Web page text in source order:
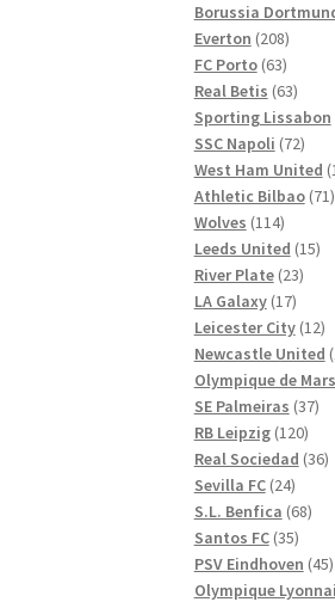
Borussia
Everton 208208
FC Porto 6363
Real Betis 6363
Sporting Lissabon
SSC Napoli 7272
West Ham United
Athletic Bilbao 7171
Wolves 114114
Leeds United 1515
River Plate 2323
LA Galaxy 1717
Leicester City 1212
Newcastle United
Olympique de
SE Palmeiras 3737
RB Leipzig 120120
Real Sociedad 3636
Sevilla FC 2424
S.L. Benfica 6868
Santos FC 3535
PSV Eindhoven 4545
Olympique